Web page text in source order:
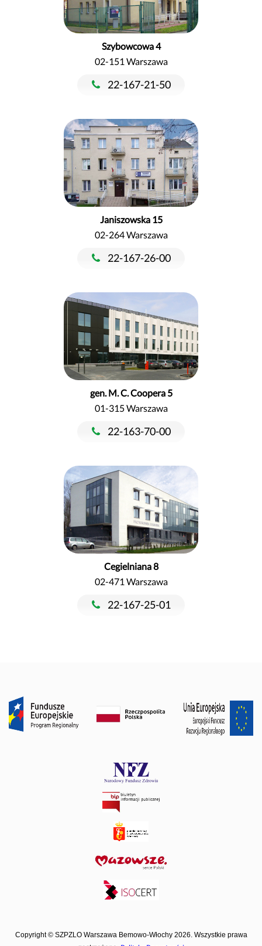
Szybowcowa 4
02-151 Warszawa
22-167-21-50
Janiszowska 15
02-264 Warszawa
22-167-26-00
gen. M. C. Coopera 5
01-315 Warszawa
22-163-70-00
Cegielniana 8
02-471 Warszawa
22-167-25-01
Copyright © SZPZLO Warszawa Bemowo-Włochy 2026. Wszystkie prawa